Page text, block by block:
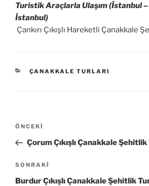
Turistik Araçlarla Ulaşım (İstanbul
İstanbul)
Çankırı Çıkışlı Hareketli Çanakkale
KATEGORILER
ÇANAKKALE TURLARI
Yazı
Önceki
Yazı
ÖNCEKI
Çorum Çıkışlı Çanakkale Şehitlik
Sonraki
Yazı
SONRAKI
Burdur Çıkışlı Çanakkale Şehitlik